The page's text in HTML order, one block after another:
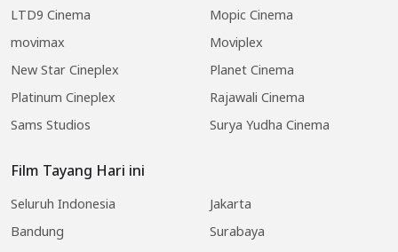
LTD9 Cinema
Mopic Cinema
movimax
Moviplex
New Star Cineplex
Planet Cinema
Platinum Cineplex
Rajawali Cinema
Sams Studios
Surya Yudha Cinema
Film Tayang Hari ini
Seluruh Indonesia
Jakarta
Bandung
Surabaya